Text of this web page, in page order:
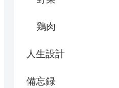
鶏肉
人生設計
備忘録